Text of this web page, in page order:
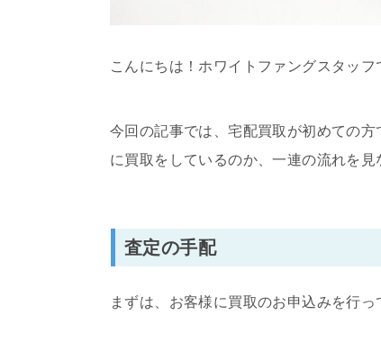
こんにちは！ホワイトファングスタッフ
今回の記事では、宅配買取が初めての
に買取をしているのか、一連の流れを見
査定の手配
まずは、お客様に買取のお申込みを行っ